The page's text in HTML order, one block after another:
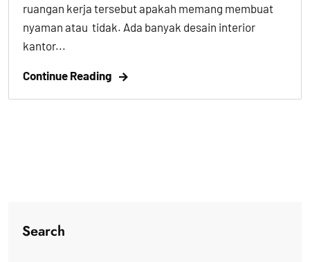
ruangan kerja tersebut apakah memang membuat
nyaman atau tidak. Ada banyak desain interior
kantor...
Continue Reading
Search